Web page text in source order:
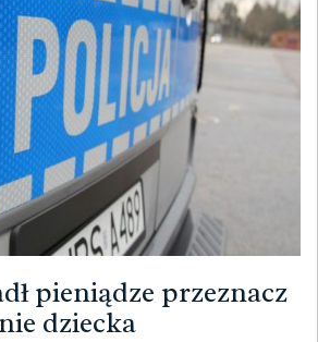
pieniądze przeznacz
dziecka